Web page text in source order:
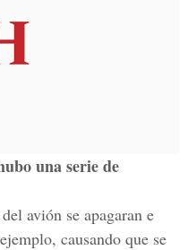
una serie de
avión se apagaran e
causando que se